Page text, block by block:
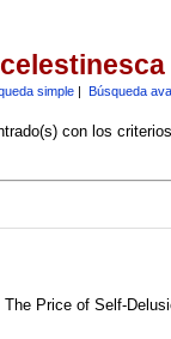
simple| Búsqueda
con los
The Price of Self-